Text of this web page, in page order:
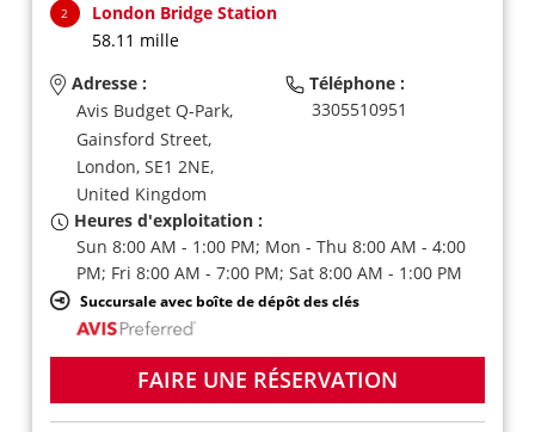
2
London Bridge Station
58.11 mille
Adresse :
Avis Budget Q-Park,
Gainsford Street,
London, SE1 2NE,
United Kingdom
Téléphone :
3305510951
Heures d'exploitation :
Sun 8:00 AM - 1:00 PM; Mon - Thu 8:00 AM - 4:00
PM; Fri 8:00 AM - 7:00 PM; Sat 8:00 AM - 1:00 PM
Succursale avec boîte de dépôt des clés
FAIRE UNE RÉSERVATION